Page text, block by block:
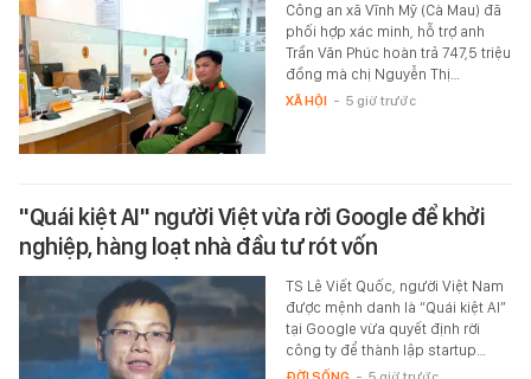
Công an xã Vĩnh Mỹ (Cà Mau) đã
phối hợp xác minh, hỗ trợ anh
Trần Văn Phúc hoàn trả 747,5 triệu
đồng mà chị Nguyễn Thị…
XÃ HỘI - 5 giờ trước
"Quái kiệt AI" người Việt vừa rời Google để khởi
nghiệp, hàng loạt nhà đầu tư rót vốn
TS Lê Viết Quốc, người Việt Nam
được mệnh danh là “Quái kiệt AI”
tại Google vừa quyết định rời
công ty để thành lập startup…